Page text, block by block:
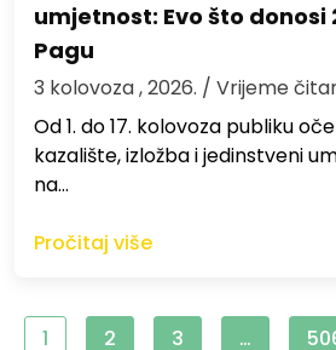
umjetnost: Evo što donosi
Pagu
3 kolovoza , 2026. / Vrijeme
Od 1. do 17. kolovoza publiku
kazalište, izložba i jedinstveni
na…
Pročitaj više
1 2 3 …